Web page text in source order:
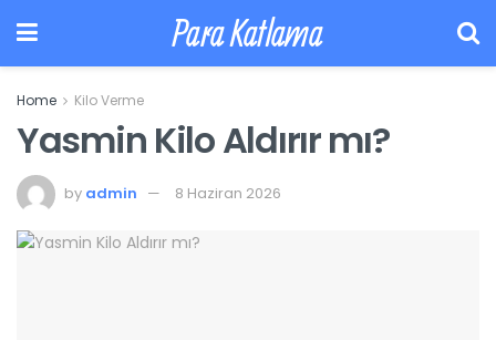
Para Katlama
Home Kilo Verme
Yasmin Kilo Aldırır mı?
by admin 8 Haziran 2026